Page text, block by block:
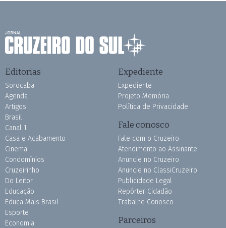
Editorias
Sorocaba
Agenda
Artigos
Brasil
Canal 1
Casa e Acabamento
Cinema
Condomínios
Cruzeirinho
Do Leitor
Educação
Educa Mais Brasil
Esporte
Economia
Expediente
Expediente
Projeto Memória
Política de Privacidade
Fale conosco
Fale com o Cruzeiro
Atendimento ao Assinante
Anuncie no Cruzeiro
Anuncie no ClassiCruzeiro
Publicidade Legal
Repórter Cidadão
Trabalhe Conosco
Parceiros